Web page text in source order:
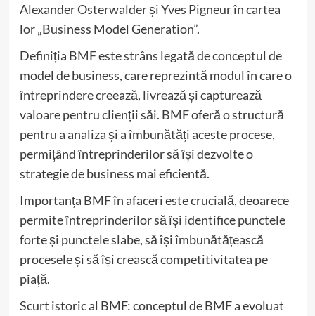
Alexander Osterwalder și Yves Pigneur în cartea
lor „Business Model Generation”.
Definiția BMF este strâns legată de conceptul de
model de business, care reprezintă modul în care o
întreprindere creează, livrează și capturează
valoare pentru clienții săi. BMF oferă o structură
pentru a analiza și a îmbunătăți aceste procese,
permițând întreprinderilor să își dezvolte o
strategie de business mai eficientă.
Importanța BMF în afaceri este crucială, deoarece
permite întreprinderilor să își identifice punctele
forte și punctele slabe, să își îmbunătățească
procesele și să își crească competitivitatea pe
piață.
Scurt istoric al BMF: conceptul de BMF a evoluat